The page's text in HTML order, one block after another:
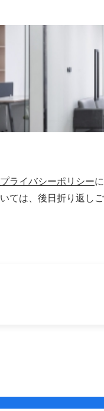
プライバシーポリシー
ては、後⽇折り返し